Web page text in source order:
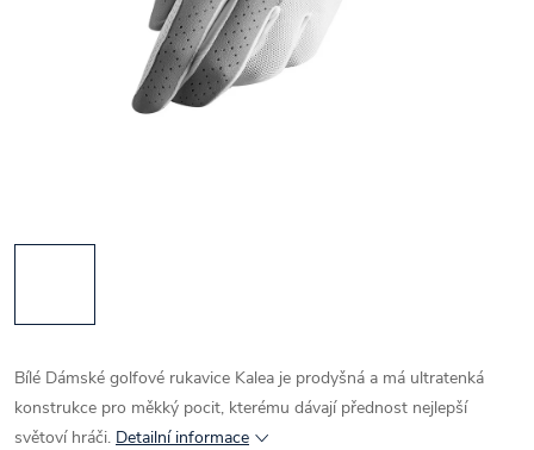
Bílé Dámské golfové rukavice Kalea je prodyšná a má ultratenká
konstrukce pro měkký pocit, kterému dávají přednost nejlepší
světoví hráči. Detailní informace